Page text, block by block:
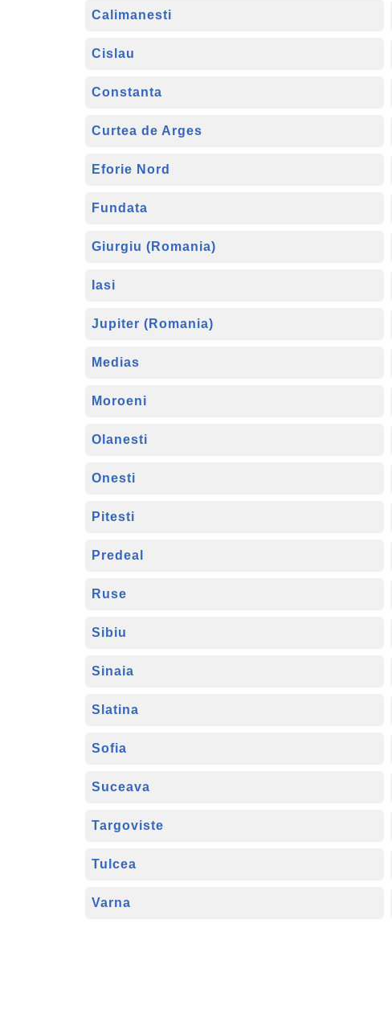
Calimanesti
Cislau
Constanta
Curtea de Arges
Eforie Nord
Fundata
Giurgiu (Romania)
Iasi
Jupiter (Romania)
Medias
Moroeni
Olanesti
Onesti
Pitesti
Predeal
Ruse
Sibiu
Sinaia
Slatina
Sofia
Suceava
Targoviste
Tulcea
Varna